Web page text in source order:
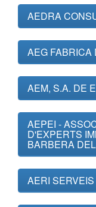
AEDRA
AEG FABRICA
AEM, S.A. DE
AEPEI -
D'EXPERTS
BARBERA
AERI